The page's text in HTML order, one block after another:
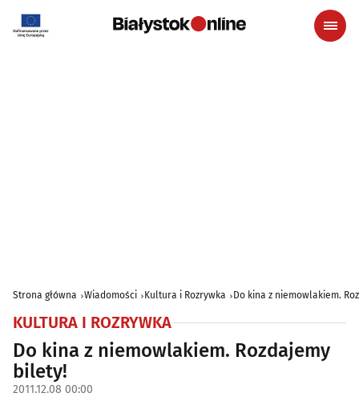
Strona główna Wiadomości Kultura i Rozrywka Do kina z niemowlakiem.
KULTURA I ROZRYWKA
Do kina z niemowlakiem. Rozdajemy
bilety!
2011.12.08 00:00